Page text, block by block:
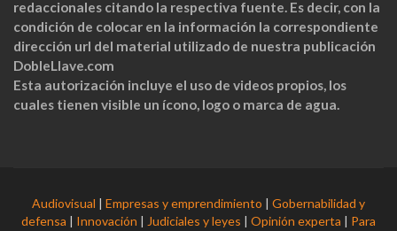
redaccionales citando la respectiva fuente. Es decir, con la
condición de colocar en la información la correspondiente
dirección url del material utilizado de nuestra publicación
DobleLlave.com
Esta autorización incluye el uso de videos propios, los
cuales tienen visible un ícono, logo o marca de agua.
Audiovisual Empresas y emprendimiento
Gobernabilidad y
defensa
Innovación Judiciales y leyes Opinión experta Para